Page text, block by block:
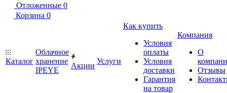
Отложенные 0
Корзина 0
Каталог
Облачное
хранение
IPEYE
Акции
Услуги
Как купить
Условия
оплаты
Условия
доставки
Гарантия
на товар
Компания
О
Отзывы